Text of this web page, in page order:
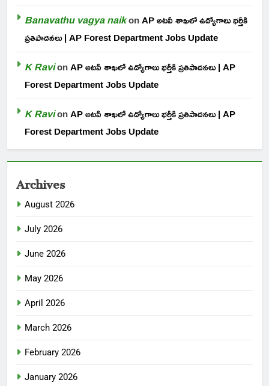
Banavathu vagya naikonAP అటవీ శాఖలో ఉద్యోగాలు భర్తీకి
ప్రతిపాదనలు | AP Forest Department Jobs Update
K RavionAP అటవీ శాఖలో ఉద్యోగాలు భర్తీకి ప్రతిపాదనలు | AP
Forest Department Jobs Update
K RavionAP అటవీ శాఖలో ఉద్యోగాలు భర్తీకి ప్రతిపాదనలు | AP
Forest Department Jobs Update
Archives
August 2026
July 2026
June 2026
May 2026
April 2026
March 2026
February 2026
January 2026